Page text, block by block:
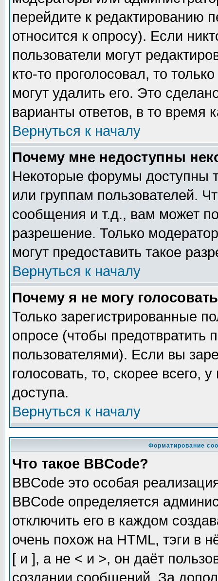
перейдите к редактированию
относится к опросу). Если
пользователи могут
кто-то проголосовал, то
могут удалить его. Это
варианты ответов, в то время
Вернуться к началу
Почему мне недоступны
Некоторые форумы доступны
или группам пользователей.
сообщения и т.д., вам может
разрешение. Только
могут предоставить такое
Вернуться к началу
Почему я не могу
Только зарегистрированные
опросе (чтобы предотвратить
пользователями). Если вы
голосовать, то, скорее всего,
доступа.
Вернуться к началу
Форматирование
Что такое BBCode?
BBCode это особая
BBCode определяется
отключить его в каждом
очень похож на HTML, тэги в
[ и ], а не < и >, он даёт
создании сообщений. За